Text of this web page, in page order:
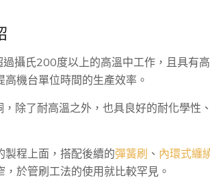
攝氏200度以上的高溫中工作，且具有
機台單位時間的生產效率。
除了耐高溫之外，也具良好的耐化學性
製程上面，搭配後續的彈簧刷 、 內環式纏
於管刷工法的使用就比較罕見。